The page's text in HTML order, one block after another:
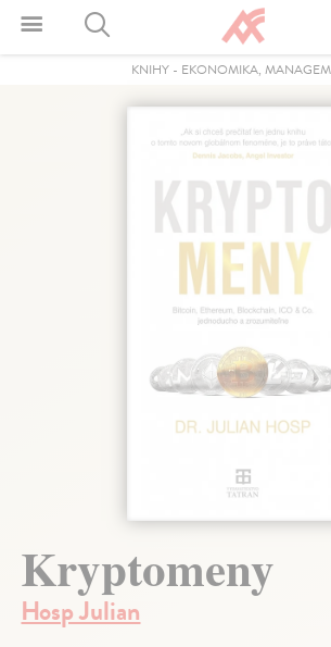
KNIHY - EKONOMIKA,
Kryptomeny
Hosp Julian